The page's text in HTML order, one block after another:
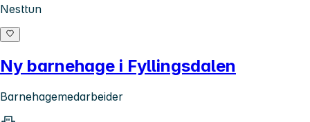
Nesttun
Ny barnehage i Fyllingsdalen
Barnehagemedarbeider